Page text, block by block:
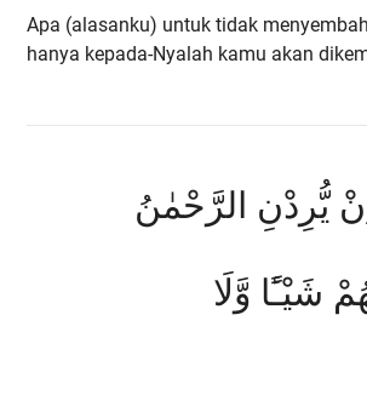
Apa (alasanku) untuk tidak
hanya kepada-Nyalah kamu akan
يُّرِدْنِ الرَّحْمٰنُ
شَيْـًٔا وَّلَا